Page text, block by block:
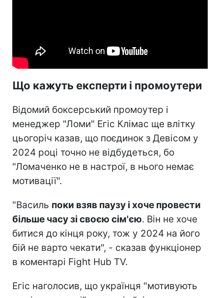
Що кажуть експерти і промоутери
Відомий боксерський промоутер і
менеджер "Ломи" Егіс Клімас ще влітку
цьогоріч казав, що поєдинок з Девісом у
2024 році точно не відбудеться, бо
"Ломаченко не в настрої, в нього немає
мотивації".
"Василь поки взяв паузу і хоче провести
більше часу зі своєю сім'єю. Він не хоче
битися до кінця року, тож у 2024 на його
бій не варто чекати", - сказав функціонер
в коментарі Fight Hub TV.
Егіс наголосив, що українця "мотивують